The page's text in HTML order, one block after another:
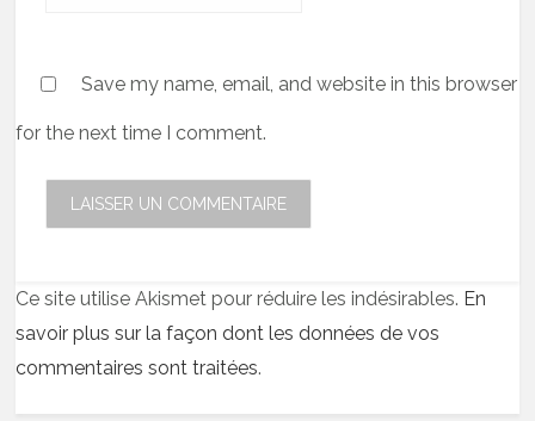
Save my name, email, and website in this browser
for the next time I comment.
Ce site utilise Akismet pour réduire les indésirables. En
savoir plus sur la façon dont les données de vos
commentaires sont traitées.